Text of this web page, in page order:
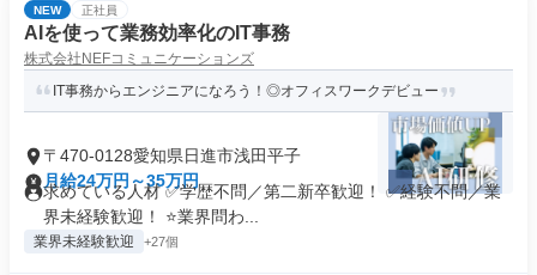
NEW 正社員
AIを使って業務効率化のIT事務
株式会社NEFコミュニケーションズ
IT事務からエンジニアになろう！◎オフィスワークデビュー
〒470-0128愛知県日進市浅田平子
月給24万円～35万円
求めている人材 ✅学歴不問／第二新卒歓迎！ ✅経験不問／業
界未経験歓迎！ ⭐業界問わ...
業界未経験歓迎 +27個